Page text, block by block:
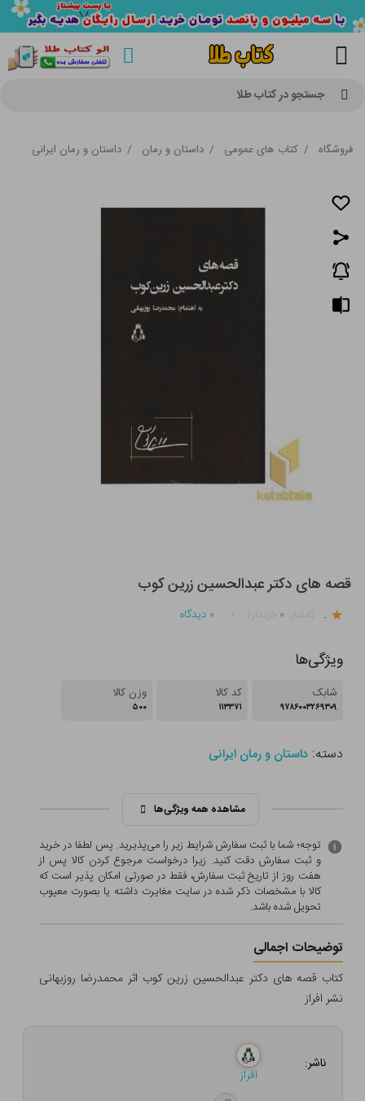
جستجو در کتاب طلا
فروشگاه / کتاب های عمومی / داستان و رمان / داستان و رمان ایرانی
قصه های دکتر عبدالحسین زرین کوب
. ۰ ۰ دیدگاه
ویژگی‌ها
شابک
۹۷۸۶۰۰۳۲۶۹۳۰۹
کد کالا
۱۱۳۳۷۱
وزن کالا
۵۰۰
دسته:داستان و رمان ایرانی
مشاهده همه ویژگی‌ها
توجه؛ شما با ثبت سفارش شرایط زیر را می‌پذیرید. پس لطفا در خرید
و ثبت سفارش دقت کنید. زیرا درخواست مرجوع کردن کالا پس از
هفت روز از تاریخ ثبت سفارش، فقط در صورتی امکان پذیر است که
کالا با مشخصات ذکر شده در سایت مغایرت داشته یا بصورت معيوب
تحویل شده باشد.
توضیحات اجمالی
کتاب قصه های دکتر عبدالحسین زرین کوب اثر محمدرضا روزبهانی
نشر افراز
ناشر:
افراز